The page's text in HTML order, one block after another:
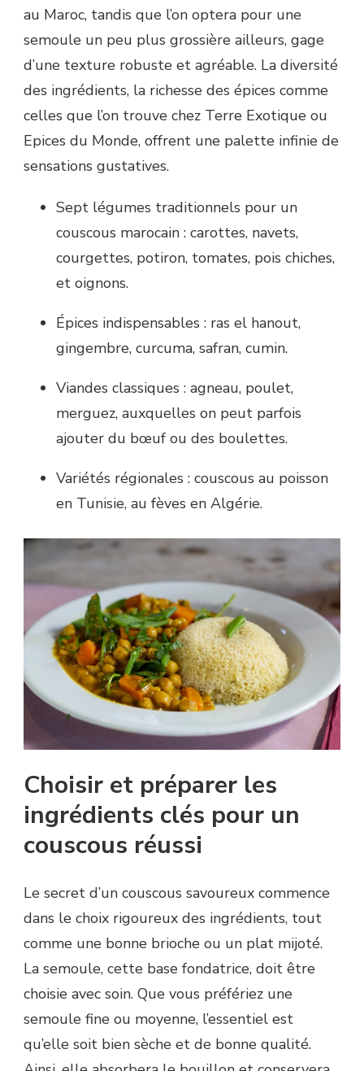
au Maroc, tandis que l’on optera pour une
semoule un peu plus grossière ailleurs, gage
d’une texture robuste et agréable. La diversité
des ingrédients, la richesse des épices comme
celles que l’on trouve chez Terre Exotique ou
Epices du Monde, offrent une palette infinie de
sensations gustatives.
Sept légumes traditionnels pour un
couscous marocain : carottes, navets,
courgettes, potiron, tomates, pois chiches,
et oignons.
Épices indispensables : ras el hanout,
gingembre, curcuma, safran, cumin.
Viandes classiques : agneau, poulet,
merguez, auxquelles on peut parfois
ajouter du bœuf ou des boulettes.
Variétés régionales : couscous au poisson
en Tunisie, au fèves en Algérie.
Choisir et préparer les
ingrédients clés pour un
couscous réussi
Le secret d’un couscous savoureux commence
dans le choix rigoureux des ingrédients, tout
comme une bonne brioche ou un plat mijoté.
La semoule, cette base fondatrice, doit être
choisie avec soin. Que vous préfériez une
semoule fine ou moyenne, l’essentiel est
qu’elle soit bien sèche et de bonne qualité.